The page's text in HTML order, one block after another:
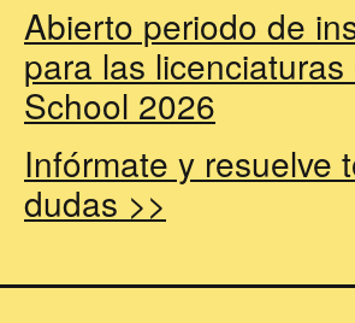
Abierto periodo de
para las licenciaturas
School 2026
Infórmate y resuelve
dudas >>